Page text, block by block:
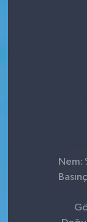
Nem: